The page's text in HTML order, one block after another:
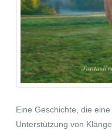
Eine Geschichte, die
Unterstützung von